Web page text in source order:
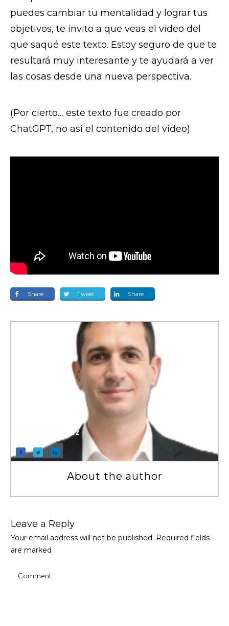
puedes cambiar tu mentalidad y lograr tus
objetivos, te invito a que veas el video del
que saqué este texto. Estoy seguro de que te
resultará muy interesante y te ayudará a ver
las cosas desde una nueva perspectiva.
(Por cierto… este texto fue creado por
ChatGPT, no así el contenido del video)
Share Tweet Share
Pablo Sanchez
About the author
Leave a Repl​​​​​y
Your email address will not be published. Required fields
are marked